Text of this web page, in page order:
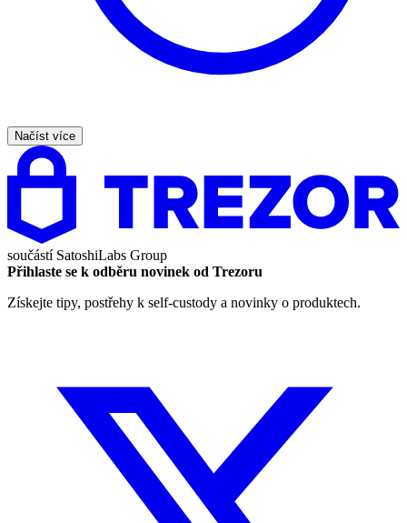
Načíst více
součástíSatoshiLabs Group
Přihlaste se k odběru novinek od Trezoru
Získejte tipy, postřehy k self-custody a novinky o produktech.